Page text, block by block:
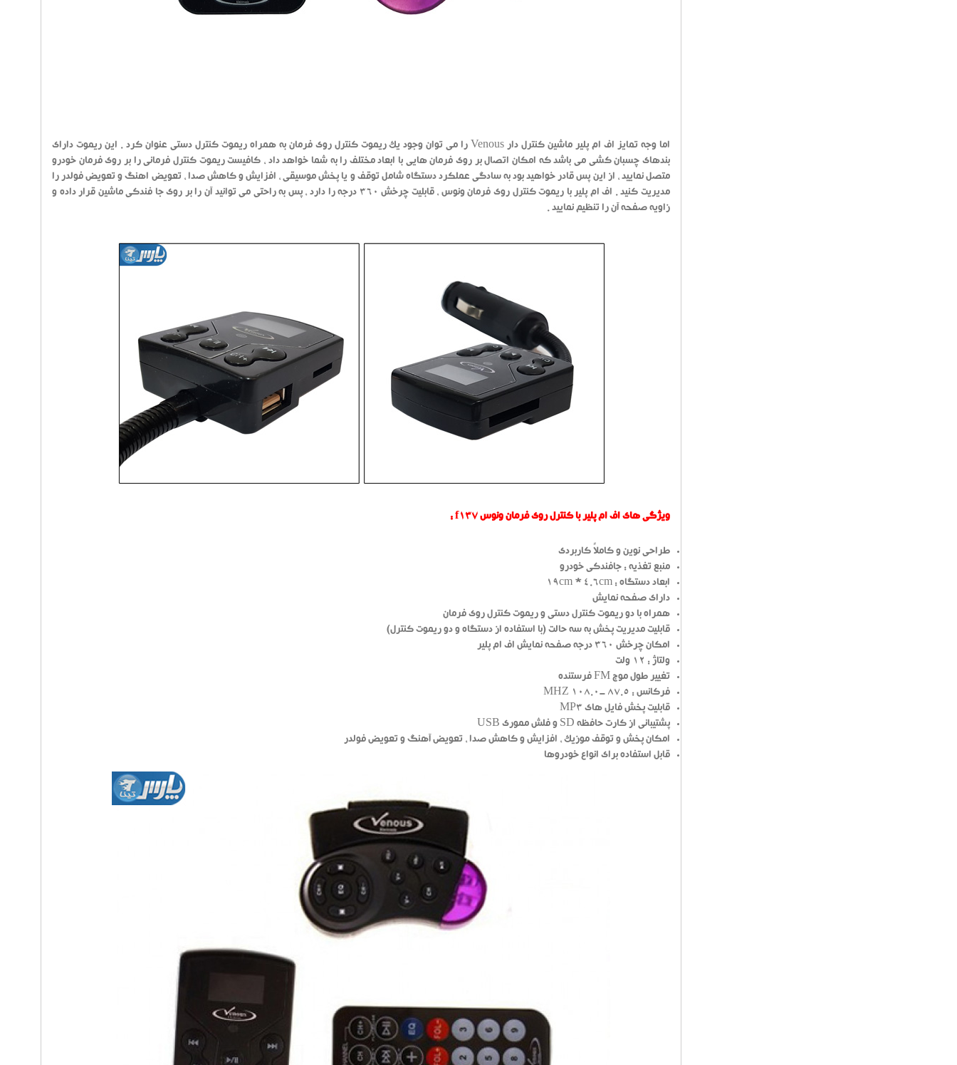
اما وجه تمایز اف ام پلیر ماشین کنترل دار Venous را می توان وجود یک ریموت کنترل روی فرمان به همراه ریموت کنترل دستی عنوان کرد . این ریموت دارای
بندهای چسبان کشی می باشد که امکان اتصال بر روی فرمان هایی با ابعاد مختلف را به شما خواهد داد ، کافیست ریموت کنترل فرمانی را بر روی فرمان خودرو
متصل نمایید ، از این پس قادر خواهید بود به سادگی عملکرد دستگاه شامل توقف و یا پخش موسیقی ، افزایش و کاهش صدا ، تعویض اهنگ و تعویض فولدر را
مدیریت کنید . اف ام پلیر با ریموت کنترل روی فرمان ونوس ، قابلیت چرخش 360 درجه را دارد ، پس به راحتی می توانید آن را بر روی جا فندکی ماشین قرار داده و
زاویه صفحه آن را تنظیم نمایید .
ویژگی های اف ام پلیر با کنترل روی فرمان ونوس f137 :
طراحی نوین و کاملاً کاربردی
منبع تغذیه : جافندکی خودرو
ابعاد دستگاه : 19cm * 4.6cm
دارای صفحه نمایش
همراه با دو ریموت کنترل دستی و ریموت کنترل روی فرمان
قابلیت مدیریت پخش به سه حالت (با استفاده از دستگاه و دو ریموت کنترل)
امکان چرخش 360 درجه صفحه نمایش اف ام پلیر
ولتاژ : 12 ولت
تغییر طول موج FM فرستنده
فرکانس : 87.5 -108.0 MHZ
قابلیت پخش فایل های MP3
پشتیبانی از کارت حافظه SD و فلش مموری USB
امکان پخش و توقف موزیک ، افزایش و کاهش صدا ، تعویض آهنگ و تعویض فولدر
قابل استفاده برای انواع خودروها